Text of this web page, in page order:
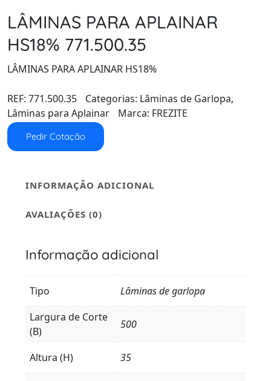
LÂMINAS PARA APLAINAR
HS18% 771.500.35
LÂMINAS PARA APLAINAR HS18%
REF: 771.500.35 Categorias: Lâminas de Garlopa,
Lâminas para Aplainar
Marca: FREZITE
Pedir Cotação
INFORMAÇÃO ADICIONAL
AVALIAÇÕES (0)
Informação adicional
Tipo
Lâminas de garlopa
Largura de Corte
(B)
500
Altura (H) 35